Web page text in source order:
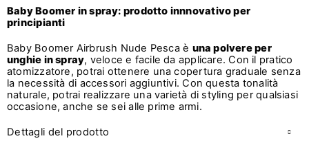
Baby Boomer in spray: prodotto innnovativo per
principianti
Baby Boomer Airbrush Nude Pesca è una polvere per
unghie in spray, veloce e facile da applicare. Con il pratico
atomizzatore, potrai ottenere una copertura graduale senza
la necessità di accessori aggiuntivi. Con questa tonalità
naturale, potrai realizzare una varietà di styling per qualsiasi
occasione, anche se sei alle prime armi.
Dettagli del prodotto